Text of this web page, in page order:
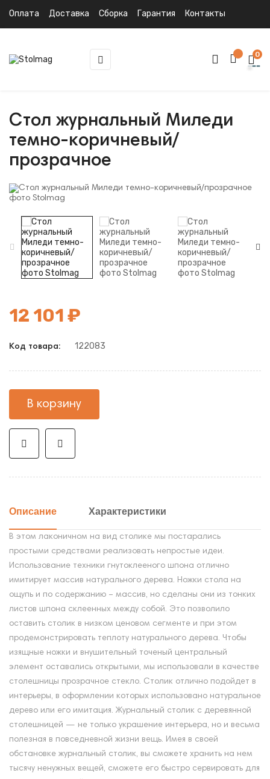
Оплата Доставка Сборка Гарантия Контакты
Toggle
navigation
☰ 0
Стол журнальный Миледи
темно-коричневый/
прозрачное
12 101 ₽
Код товара: 122083
В корзину
Описание Характеристики
В этом лаконичном на вид столике мы постарались
простыми средствами реализовать непростые идеи.
Использование техники гнутоклееного шпона отлично
имитирует массив натурального дерева. Ножки стола на
ощупь и по содержанию – массив, но сделаны они из тонких
листов шпона склеенных между собой. Это позволило
оставить столик в низком ценовом сегменте и при этом
продемонстрировать теплоту натурального дерева. Чтобы
изящные ножки и внушительный точеный центральный
элемент оставались открытыми, мы использовали в качестве
столешницы прозрачное стекло. Столик отлично подойдет в
интерьеры, в оформлении которых использовано натуральное
дерево или его имитация. Журнальный столик с деревянной
столешницей — не только украшение интерьера, но и весьма
полезная в повседневной жизни вещь. Имея в своей
обстановке журнальный столик, вы сможете хранить на нем
тысячу ненужных вещей, сможете его быстро сервировать для